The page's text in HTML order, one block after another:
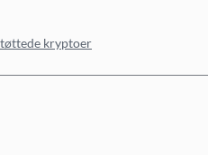
kryptoer